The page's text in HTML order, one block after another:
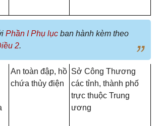
Phần I Phụ lục ban hành kèm theo
2.
An toàn đập, hồ
chứa thủy điện
Sở Công Thương
các tỉnh, thành phố
trực thuộc Trung
ương